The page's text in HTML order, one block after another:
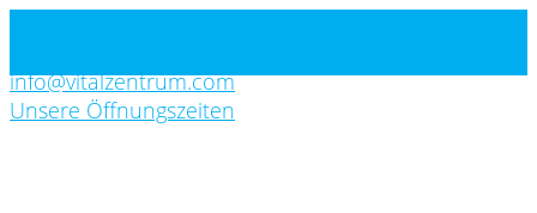
content
info@vitalzentrum.com
Unsere Öffnungszeiten